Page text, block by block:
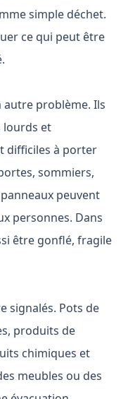
simple déchet.
ce qui peut être
autre problème. Ils
lourds et
difficiles à porter
sommiers,
peuvent
personnes. Dans
être gonflé, fragile
signalés. Pots de
produits de
chimiques et
meubles ou des